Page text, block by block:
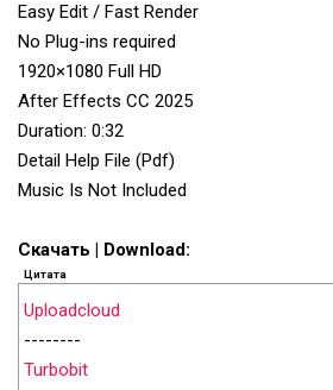
Easy Edit / Fast Render
No Plug-ins required
1920×1080 Full HD
After Effects CC 2025
Duration: 0:32
Detail Help File (Pdf)
Music Is Not Included
Скачать | Download:
Цитата
Uploadcloud
--------
Turbobit